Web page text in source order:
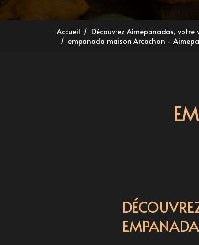
Accueil Découvrez Aimepanadas,
empanada maison Arcachon -